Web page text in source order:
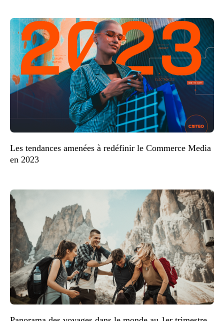
Les tendances amenées à redéfinir le Commerce Media
en 2023